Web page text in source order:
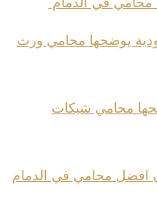
يوضحها محامي ورث
محامي شيكات
افضل محامي في الدمام